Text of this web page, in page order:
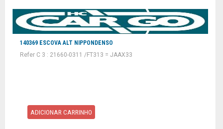
140369 ESCOVA ALT NIPPONDENSO
Refer C 3 : 21660-0311 /FT313 = JAAX33
ADICIONAR CARRINHO